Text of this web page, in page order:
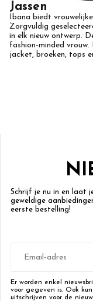
Jassen
Ibana biedt
Zorgvuldig
in elk nieuw ontwerp.
fashion-minded
jacket, broeken, tops
Schrijf je nu in en laat
geweldige
eerste bestelling!
mailadres
Er worden enkel
voor gegeven is. Ook
uitschrijven voor de